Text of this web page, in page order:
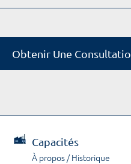
Obtenir Une
Capacités
À propos / Historique